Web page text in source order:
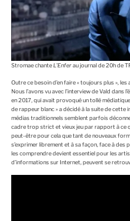
Stromae chanteL’Enferau journal de 20h de
Outre ce besoin d’en faire « toujours plus »,
Nous l’avons vu avec l’interview de Vald dans
en 2017, qui avait provoqué un tollé
de rappeur blanc » a décidé à la suite de
médias traditionnels semblent parfois
cadre trop strict et vieux jeu par rapport à ce
peut-être pour cela que tant de nouveaux
s’exprimer librement et à sa façon, face à
les comprendre devient essentiel pour les
d’informations sur Internet, peuvent se